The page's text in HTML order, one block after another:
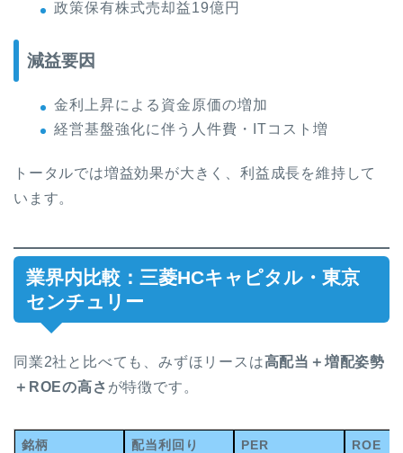
政策保有株式売却益19億円
減益要因
金利上昇による資金原価の増加
経営基盤強化に伴う人件費・ITコスト増
トータルでは増益効果が大きく、利益成長を維持して
います。
業界内比較：三菱HCキャピタル・東京
センチュリー
同業2社と比べても、みずほリースは高配当＋増配姿勢
＋ROEの高さ が特徴です。
銘柄 配当利回り PER ROE